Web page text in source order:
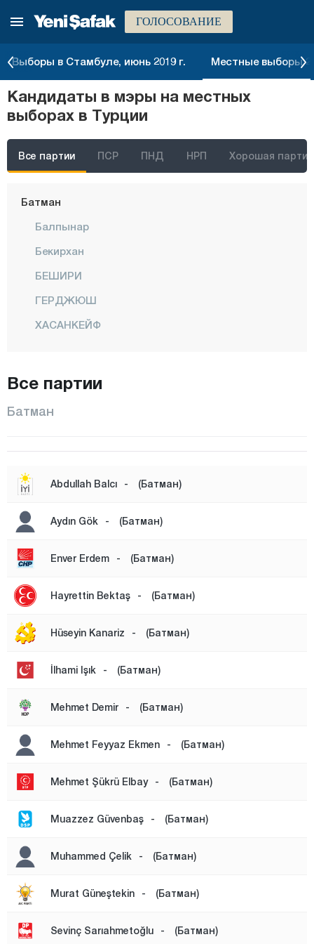
ГОЛОСОВАНИЕ
Выборы в Стамбуле, июнь 2019 г. Местные выборы
Кандидаты в мэры на местных
выборах в Турции
Все партии ПСР ПНД НРП Хорошая партия
Амасья
Артвин
Айдын
Бартын
Батман
Балпынар
Бекирхан
БЕШИРИ
ГЕРДЖЮШ
ХАСАНКЕЙФ
Байбурт
Биледжик
Бингёль
Битлис
Болу
Бурдур
Бурса
Чанаккале
Чорум
Денизли
Дюздже
Эдирне
Эрзинджан
Эрзурум
Газиантеп
Все партии
Батман
Abdullah Balcı - (Батман)
Aydın Gök - (Батман)
Enver Erdem - (Батман)
Hayrettin Bektaş - (Батман)
Hüseyin Kanariz - (Батман)
İlhami Işık - (Батман)
Mehmet Demir - (Батман)
Mehmet Feyyaz Ekmen - (Батман)
Mehmet Şükrü Elbay - (Батман)
Muazzez Güvenbaş - (Батман)
Muhammed Çelik - (Батман)
Murat Güneştekin - (Батман)
Sevinç Sarıahmetoğlu - (Батман)